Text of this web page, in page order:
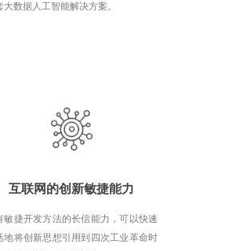
大数据人工智能解决方案。
互联网的创新敏捷能力
敏捷开发方法的长信能力，可以快速
地将创新思想引用到四次工业革命时